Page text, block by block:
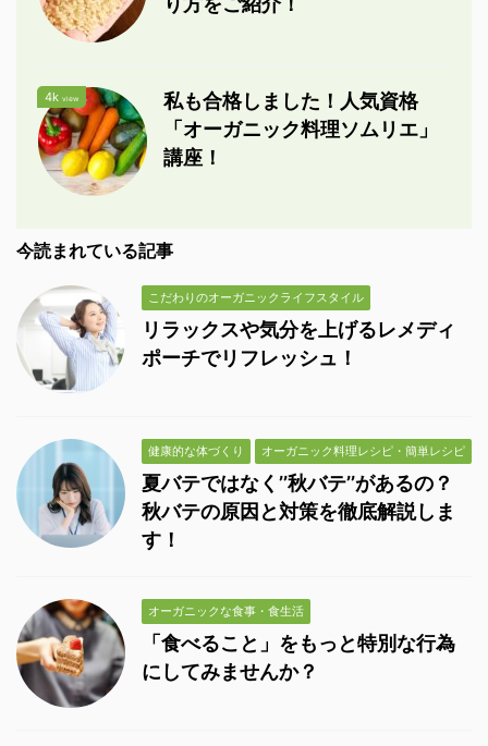
4k view
私も合格しました！人気資格
「オーガニック料理ソムリエ」
講座！
今読まれている記事
こだわりのオーガニックライフスタイル
リラックスや気分を上げるレメディ
ポーチでリフレッシュ！
健康的な体づくり オーガニック料理レシピ・簡単レシピ
夏バテではなく’’秋バテ’’があるの？
秋バテの原因と対策を徹底解説しま
す！
オーガニックな食事・食生活
「食べること」をもっと特別な行為
にしてみませんか？